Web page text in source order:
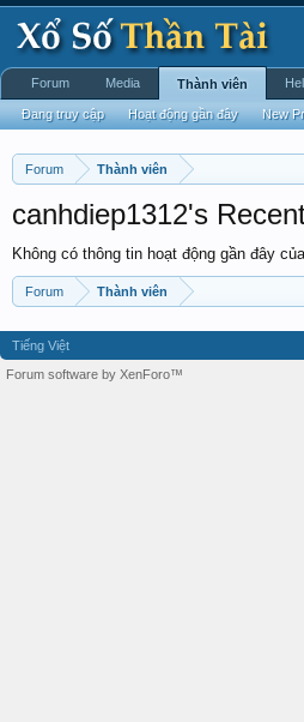
Forum Thành viên
canhdiep1312's
Không có thông tin hoạt động gần đây
Forum Thành viên
Forum Media Thành viên
Đang truy cập Hoạt động gần đây New
Tiếng Việt
Forum software by XenForo™